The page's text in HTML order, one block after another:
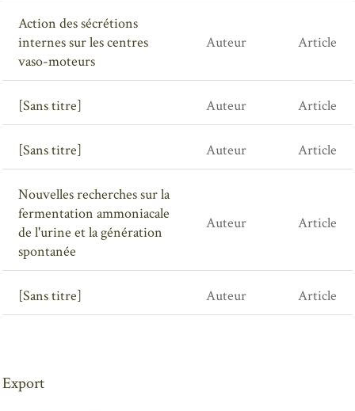
Action des sécrétions
internes sur les centres
vaso-moteurs
Auteur Article
[Sans titre] Auteur Article
[Sans titre] Auteur Article
Nouvelles recherches sur la
fermentation ammoniacale
de l'urine et la génération
spontanée
Auteur Article
[Sans titre] Auteur Article
Export